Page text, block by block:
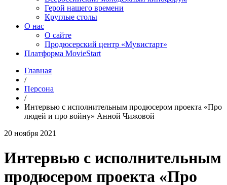
Герой нашего времени
Круглые столы
О нас
О сайте
Продюсерский центр «Мувистарт»
Платформа MovieStart
Главная
/
Персона
/
Интервью с исполнительным продюсером проекта «Про
людей и про войну» Анной Чижовой
20 ноября 2021
Интервью с исполнительным
продюсером проекта «Про